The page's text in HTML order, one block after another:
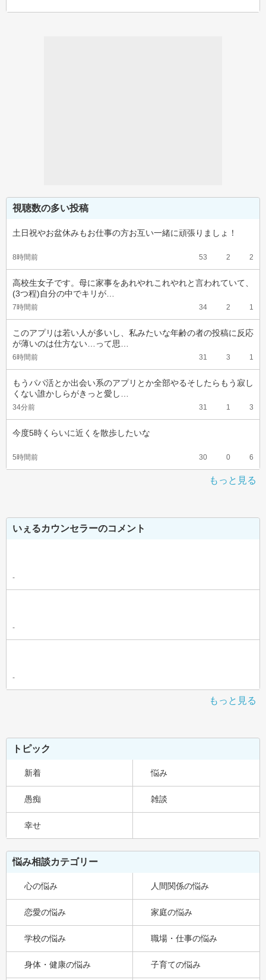
視聴数の多い投稿
土日祝やお盆休みもお仕事の方お互い一緒に頑張りましょ！
8時間前 53 2 2
高校生女子です。母に家事をあれやれこれやれと言われていて、
(3つ程)自分の中でキリが…
7時間前 34 2 1
このアプリは若い人が多いし、私みたいな年齢の者の投稿に反応
が薄いのは仕方ない…って思…
6時間前 31 3 1
もうパパ活とか出会い系のアプリとか全部やるそしたらもう寂し
くない誰かしらがきっと愛し…
34分前 31 1 3
今度5時くらいに近くを散歩したいな
5時間前 30 0 6
もっと見る
いぇるカウンセラーのコメント
-
-
-
もっと見る
トピック
新着 悩み
愚痴 雑談
幸せ
悩み相談カテゴリー
心の悩み 人間関係の悩み
恋愛の悩み 家庭の悩み
学校の悩み 職場・仕事の悩み
身体・健康の悩み 子育ての悩み